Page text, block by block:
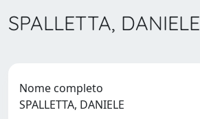
SPALLETTA, DANIELE
Nome completo
SPALLETTA, DANIELE